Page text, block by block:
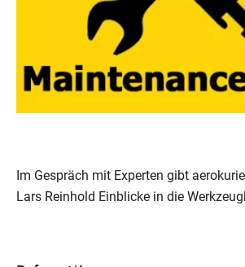
Im Gespräch mit Experten gibt
Lars Reinhold Einblicke in die